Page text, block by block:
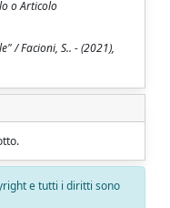
o Articolo
/ Facioni, S.. - (2021),
e tutti i diritti sono